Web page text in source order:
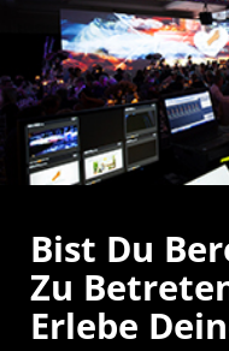
Bist Du
Zu
Erlebe